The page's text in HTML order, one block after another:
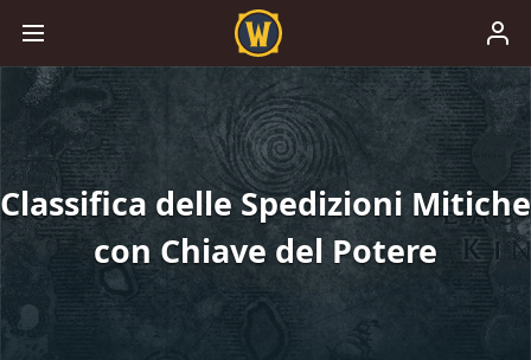
Classifica delle Spedizioni Mitiche
con Chiave del Potere